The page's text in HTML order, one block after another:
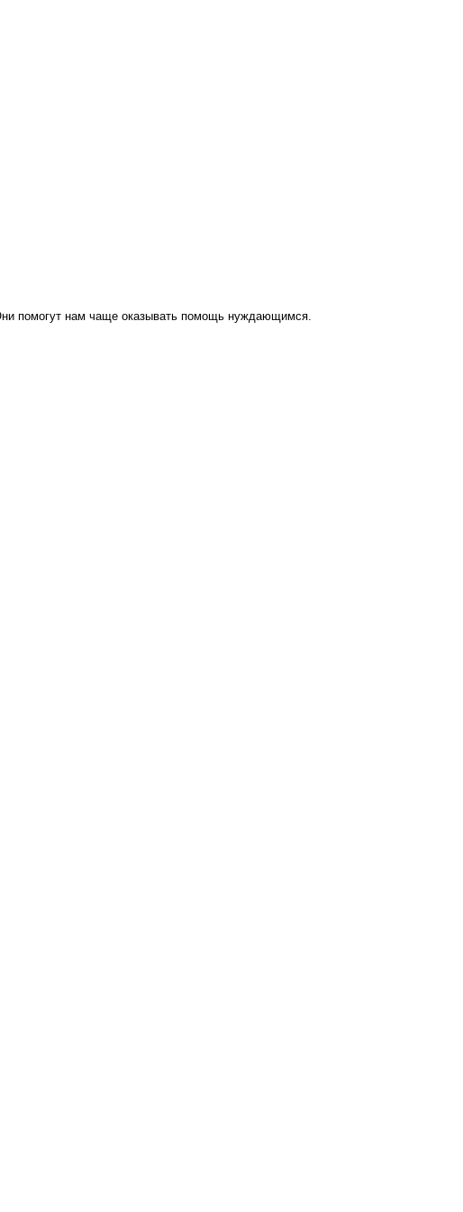
помогут нам чаще оказывать помощь нуждающимся.